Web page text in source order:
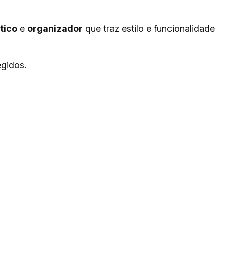
e organizador que traz estilo e funcionalidade